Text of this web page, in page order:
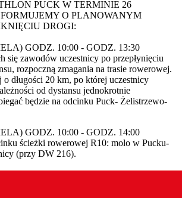
PUCK W TERMINIE 26
O PLANOWANYM
DROGI:
GODZ. 10:00 - GODZ. 13:30
się zawodów uczestnicy po przepłynięciu
rozpoczną zmagania na trasie rowerowej.
długości 20 km, po której uczestnicy
od dystansu jednokrotnie
będzie na odcinku Puck- Żelistrzewo-
GODZ. 10:00 - GODZ. 14:00
ścieżki rowerowej R10: molo w Pucku-
(przy DW 216).